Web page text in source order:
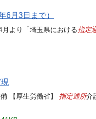
6月3日まで）
より「埼玉県における 指定
【厚生労働省】 指定通所介